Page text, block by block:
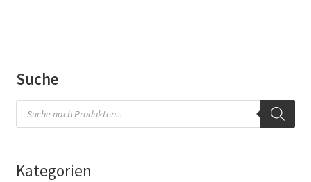
Suche
Products
search
Kategorien